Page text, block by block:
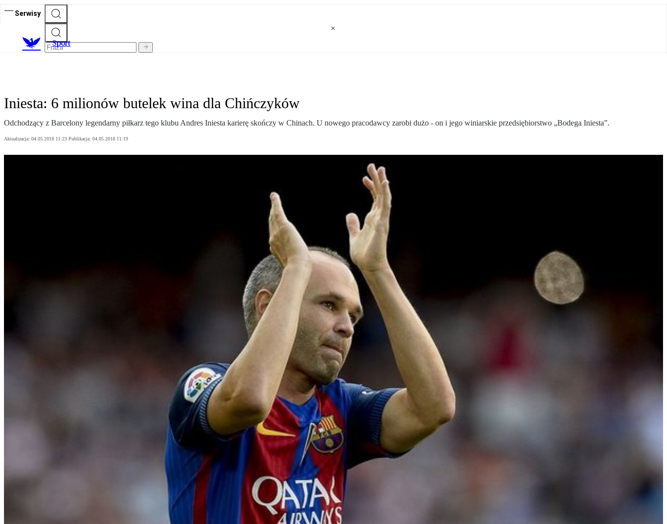
Serwisy
Sport
Iniesta: 6 milionów butelek wina dla Chińczyków
Odchodzący z Barcelony legendarny piłkarz tego klubu Andres Iniesta karierę skończy w Chinach. U nowego pracodawcy zarobi dużo - on i jego winiarskie przedsiębiorstwo „Bodega Iniesta”.
Aktualizacja: 04.05.2018 11:23 Publikacja: 04.05.2018 11:19